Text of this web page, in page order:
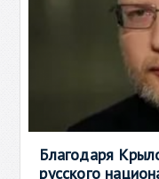
Благодаря
русского